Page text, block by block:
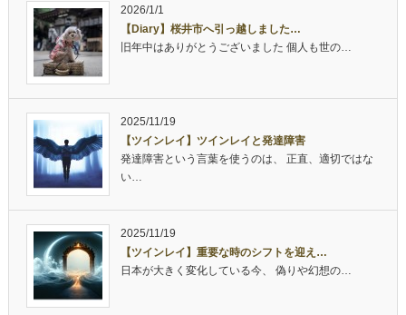
2026/1/1
【Diary】桜井市へ引っ越しました…
旧年中はありがとうございました 個人も世の…
2025/11/19
【ツインレイ】ツインレイと発達障害
発達障害という言葉を使うのは、 正直、適切ではな
い…
2025/11/19
【ツインレイ】重要な時のシフトを迎え…
日本が大きく変化している今、 偽りや幻想の…